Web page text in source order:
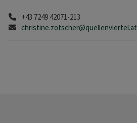
Telefon
+43 7249 42071-213
E-Mail
christine.zotscher@quellenviertel.at